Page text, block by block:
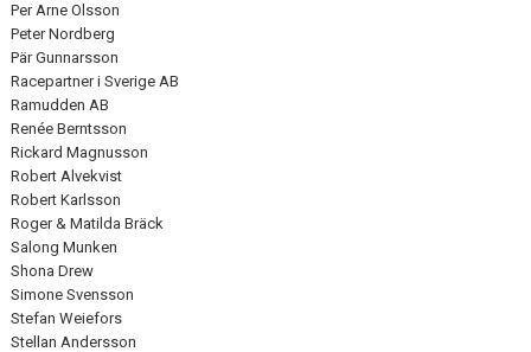
Per Arne Olsson
Peter Nordberg
Pär Gunnarsson
Racepartner i Sverige AB
Ramudden AB
Renée Berntsson
Rickard Magnusson
Robert Alvekvist
Robert Karlsson
Roger & Matilda Bräck
Salong Munken
Shona Drew
Simone Svensson
Stefan Weiefors
Stellan Andersson